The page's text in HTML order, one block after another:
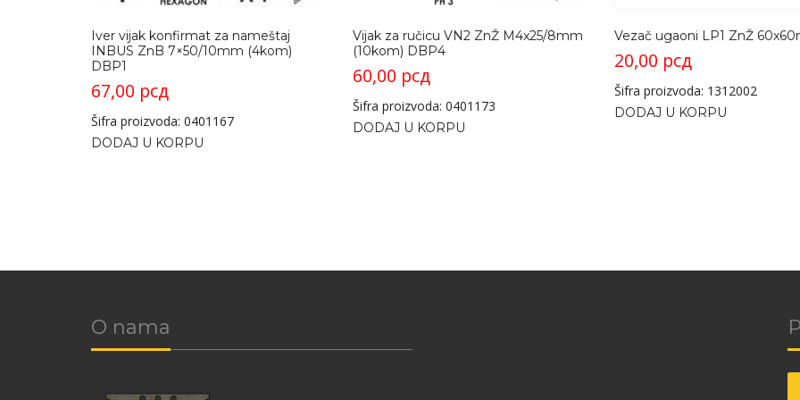
Iver vijak konfirmat za nameštaj
INBUS ZnB 7×50/10mm (4kom)
DBP1
67,00 рсд
Šifra proizvoda: 0401167
DODAJ U KORPU
Vijak za ručicu VN2 ZnŽ M4x25/8mm
(10kom) DBP4
60,00 рсд
Šifra proizvoda: 0401173
DODAJ U KORPU
Vezač ugaoni LP1 ZnŽ
20,00 рсд
Šifra proizvoda: 1312002
DODAJ U KORPU
O nama